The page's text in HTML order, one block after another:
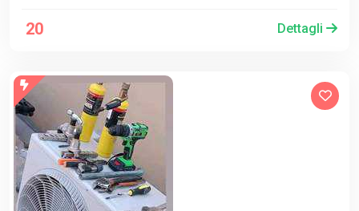
20 Dettagli